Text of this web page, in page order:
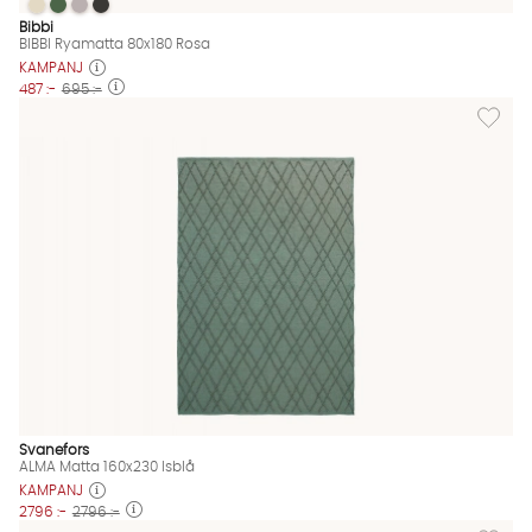
BIBBI Ryamatta 80x180 Rosa Finns även i dessa färger:
BIBBI Ryamatta 80x180 Rosa
BIBBI Ryamatta 80x180 Rosa
BIBBI Ryamatta 80x180 Rosa
BIBBI Ryamatta 80x180 Rosa
Bibbi
BIBBI Ryamatta 80x180 Rosa
KAMPANJ
487 :- 695 :-
Lägg
Svanefors
ALMA Matta 160x230 Isblå
KAMPANJ
2796 :- 2796 :-